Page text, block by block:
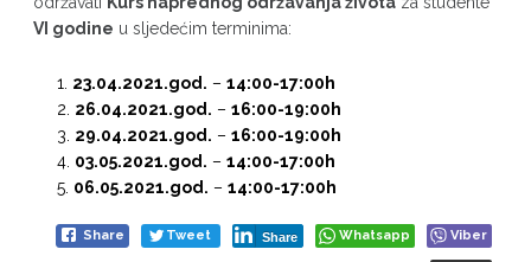
VI godine u sljedećim terminima:
23.04.2021.god. – 14:00-17:00h
26.04.2021.god. – 16:00-19:00h
29.04.2021.god. – 16:00-19:00h
03.05.2021.god. – 14:00-17:00h
06.05.2021.god. – 14:00-17:00h
Share Tweet Share Whatsapp Viber